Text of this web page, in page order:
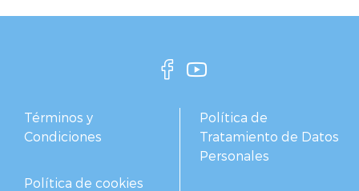
Términos y
Condiciones
Política de
Tratamiento de Datos
Personales
Política de cookies